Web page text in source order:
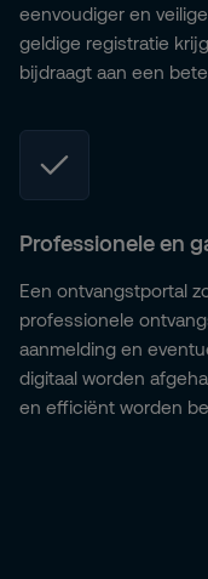
eenvoudiger en
geldige registratie
bijdraagt aan een
Professionele en
Een ontvangstportal
professionele
aanmelding en
digitaal worden
en efficiënt worden